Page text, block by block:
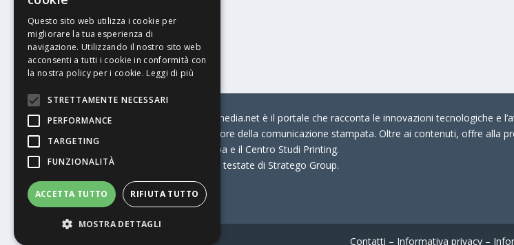
© Stratego Group –
stampamedia.net è il portale che racconta le innovazioni tecnologiche e
per chi opera in Italia nel settore della comunicazione stampata. Oltre ai contenuti, offre alla
Connection, i Big della Stampa e il Centro Studi Printing.
Stampamedia.net è una delle testate di Stratego Group.
Partita IVA07921450156
Contatti – Informativa privacy–
Questo sito web utilizza i cookie per
migliorare la tua esperienza di
navigazione. Utilizzando il nostro sito web
acconsenti a tutti i cookie in conformità con
la nostra policy per i cookie. Leggi di più
STRETTAMENTE NECESSARI
PERFORMANCE
TARGETING
FUNZIONALITÀ
ACCETTA TUTTO RIFIUTA TUTTO
MOSTRA DETTAGLI